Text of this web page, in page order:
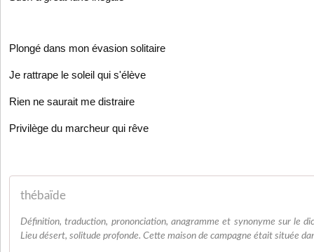
Plongé dans mon évasion solitaire
Je rattrape le soleil qui s'élève
Rien ne saurait me distraire
Privilège du marcheur qui rêve
thébaïde
Définition, traduction, prononciation, anagramme et synonyme sur le
Lieu désert, solitude profonde. Cette maison de campagne était située